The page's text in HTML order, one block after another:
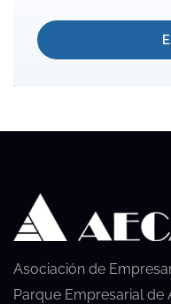
Asociación de
Parque Empresarial de